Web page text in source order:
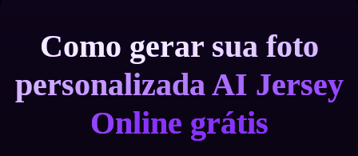
Como gerar sua foto
personalizada AI Jersey
Online grátis